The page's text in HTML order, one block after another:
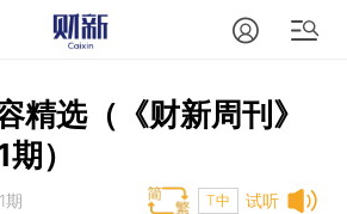
精选（《财新周刊》
）
试听
期 T中